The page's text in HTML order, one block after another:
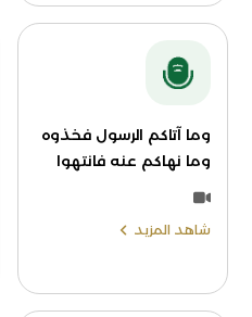
وما آتاكم الرسول فخذوه
وما نهاكم عنه فانتهوا
شاهد المزيد